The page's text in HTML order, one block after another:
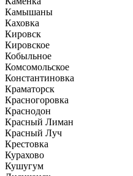
Камышаны
Каховка
Кировск
Кировское
Кобыльное
Комсомольское
Константиновка
Краматорск
Красногоровка
Краснодон
Красный Лиман
Красный Луч
Крестовка
Курахово
Кушугум